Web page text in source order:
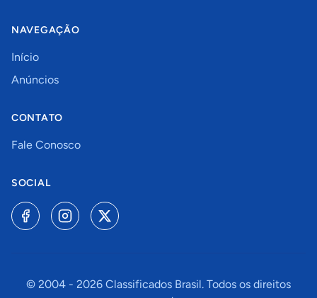
NAVEGAÇÃO
Início
Anúncios
CONTATO
Fale Conosco
SOCIAL
© 2004 - 2026 Classificados Brasil. Todos os direitos